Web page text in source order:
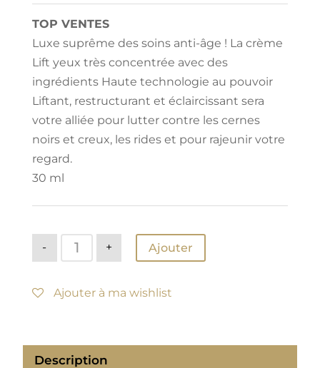
TOP VENTES
Luxe suprême des soins anti-âge ! La crème
Lift yeux très concentrée avec des
ingrédients Haute technologie au pouvoir
Liftant, restructurant et éclaircissant sera
votre alliée pour lutter contre les cernes
noirs et creux, les rides et pour rajeunir votre
regard.
30 ml
-
quantité
Crème
Truffes
+ Ajouter
Ajouter à ma wishlist
Description